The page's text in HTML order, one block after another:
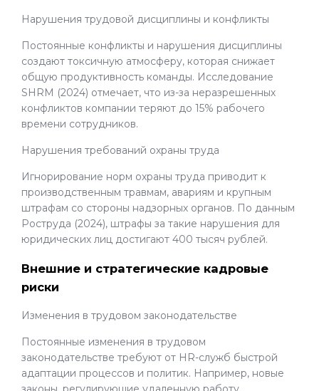
Нарушения трудовой дисциплины и конфликты
Постоянные конфликты и нарушения дисциплины
создают токсичную атмосферу, которая снижает
общую продуктивность команды. Исследование
SHRM (2024) отмечает, что из-за неразрешенных
конфликтов компании теряют до 15% рабочего
времени сотрудников.
Нарушения требований охраны труда
Игнорирование норм охраны труда приводит к
производственным травмам, авариям и крупным
штрафам со стороны надзорных органов. По данным
Роструда (2024), штрафы за такие нарушения для
юридических лиц достигают 400 тысяч рублей.
Внешние и стратегические кадровые
риски
Изменения в трудовом законодательстве
Постоянные изменения в трудовом
законодательстве требуют от HR-служб быстрой
адаптации процессов и политик. Например, новые